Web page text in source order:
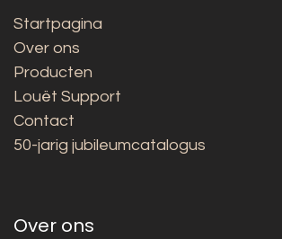
Startpagina
Over ons
Producten
Louët Support
Contact
50-jarig jubileumcatalogus
Over ons